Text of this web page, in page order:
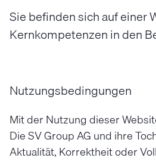
Sie befinden sich auf einer
Kernkompetenzen in den
Nutzungsbedingungen
Mit der Nutzung dieser
Die SV Group AG und ihre
Aktualität, Korrektheit oder